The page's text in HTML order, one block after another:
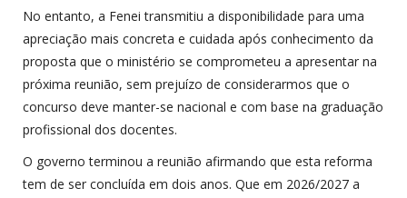
No entanto, a Fenei transmitiu a disponibilidade para uma
apreciação mais concreta e cuidada após conhecimento da
proposta que o ministério se comprometeu a apresentar na
próxima reunião, sem prejuízo de considerarmos que o
concurso deve manter-se nacional e com base na graduação
profissional dos docentes.
O governo terminou a reunião afirmando que esta reforma
tem de ser concluída em dois anos. Que em 2026/2027 a